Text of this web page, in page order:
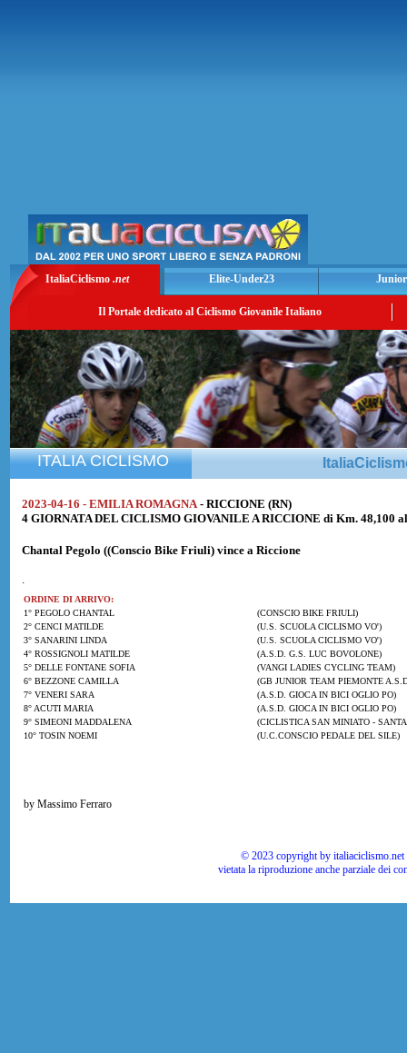
ItaliaCiclismo .net Elite-Under23
Il Portale dedicato al Ciclismo Giovanile Italiano
ITALIA CICLISMO
2023-04-16 - EMILIA ROMAGNA - RICCIONE (RN)
4 GIORNATA DEL CICLISMO GIOVANILE A RICCIONE di Km. 48,100
Chantal Pegolo ((Conscio Bike Friuli) vince a Riccione
.
ORDINE DI ARRIVO:
1° PEGOLO CHANTAL
(CONSCIO BIKE FRIULI)
2° CENCI MATILDE
(U.S. SCUOLA CICLISMO VO')
3° SANARINI LINDA
(U.S. SCUOLA CICLISMO VO')
4° ROSSIGNOLI MATILDE
(A.S.D. G.S. LUC BOVOLONE)
5° DELLE FONTANE SOFIA
(VANGI LADIES CYCLING TEAM)
6° BEZZONE CAMILLA
(GB JUNIOR TEAM PIEMONTE
7° VENERI SARA
(A.S.D. GIOCA IN BICI OGLIO PO)
8° ACUTI MARIA
(A.S.D. GIOCA IN BICI OGLIO PO)
9° SIMEONI MADDALENA
(CICLISTICA SAN MINIATO -
10° TOSIN NOEMI
(U.C.CONSCIO PEDALE DEL SILE)
by Massimo Ferraro
© 2023 copyright by
vietata la riproduzione anche parziale dei